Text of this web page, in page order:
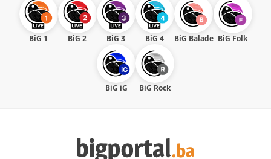
BiG 1 BiG 2 BiG 3 BiG 4 BiG Balade BiG Folk
BiG iG BiG Rock